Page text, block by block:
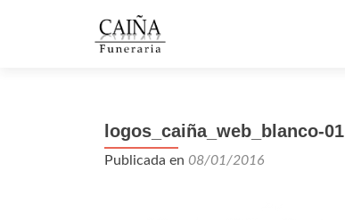
logos_caiña_web_blanco-01
Publicada en 08/01/2016